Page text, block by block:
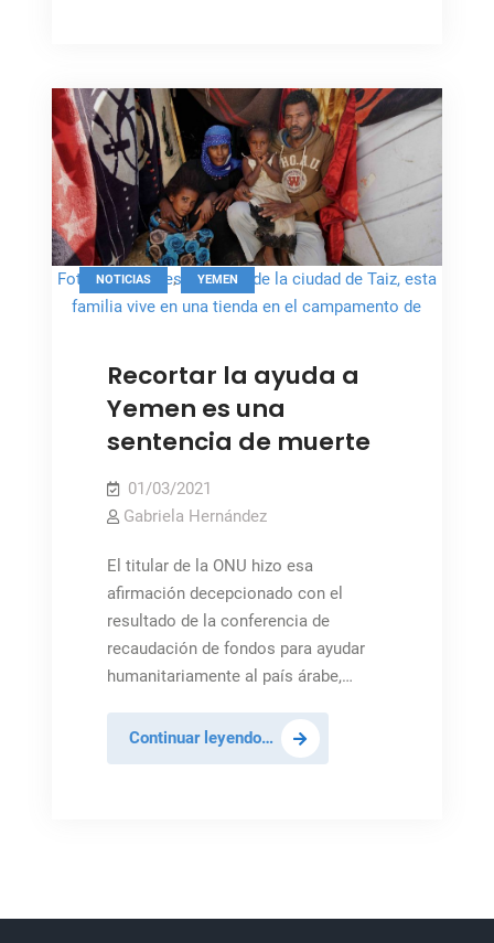
posibles
crímenes
de
guerra
en
Palestina
Foto: OCHA, Desplazados de la ciudad de Taiz, esta
familia vive en una tienda en el campamento de
NOTICIAS , YEMEN
Recortar la ayuda a
Yemen es una
sentencia de muerte
01/03/2021
Gabriela Hernández
El titular de la ONU hizo esa
afirmación decepcionado con el
resultado de la conferencia de
recaudación de fondos para ayudar
humanitariamente al país árabe,…
Continuar leyendo… Recortar
la